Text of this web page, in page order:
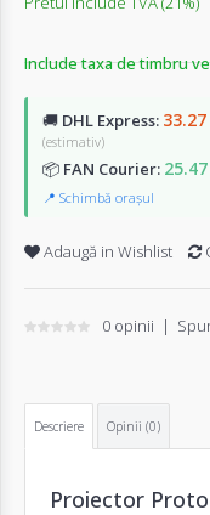
Include taxa de timbru
🚚 DHL Express:
(estimativ)
📦 FAN Courier:
📍 Schimbă orașul
Adaugă in Wishlist
0 opinii |
Descriere Opinii (0)
Proiector